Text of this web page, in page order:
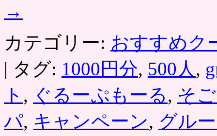
ー
ド
ラ
ワ
の
→
カテゴリー: おすすめク
| タグ: 1000円分, 500人 ,
ト , ぐるーぷもーる, そ
パ, キャンペーン, グル